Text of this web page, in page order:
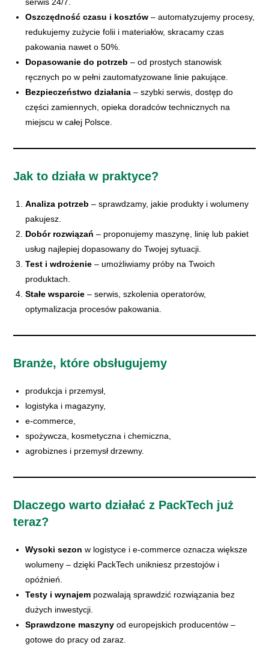
Oszczędność czasu i kosztów – automatyzujemy procesy,
redukujemy zużycie folii i materiałów, skracamy czas
pakowania nawet o 50%.
Dopasowanie do potrzeb – od prostych stanowisk
ręcznych po w pełni zautomatyzowane linie pakujące.
Bezpieczeństwo działania – szybki serwis, dostęp do
części zamiennych, opieka doradców technicznych na
miejscu w całej Polsce.
Jak to działa w praktyce?
Analiza potrzeb – sprawdzamy, jakie produkty i wolumeny
pakujesz.
Dobór rozwiązań – proponujemy maszynę, linię lub pakiet
usług najlepiej dopasowany do Twojej sytuacji.
Test i wdrożenie – umożliwiamy próby na Twoich
produktach.
Stałe wsparcie – serwis, szkolenia operatorów,
optymalizacja procesów pakowania.
Branże, które obsługujemy
produkcja i przemysł,
logistyka i magazyny,
e-commerce,
spożywcza, kosmetyczna i chemiczna,
agrobiznes i przemysł drzewny.
Dlaczego warto działać z PackTech już
teraz?
Wysoki sezon w logistyce i e-commerce oznacza większe
wolumeny – dzięki PackTech unikniesz przestojów i
opóźnień.
Testy i wynajem pozwalają sprawdzić rozwiązania bez
dużych inwestycji.
Sprawdzone maszyny od europejskich producentów –
gotowe do pracy od zaraz.